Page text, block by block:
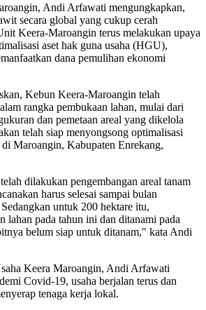
Andi Arfawati mengungkapkan,
secara global yang cukup cerah
Keera-Maroangin terus melakukan upaya
aset hak guna usaha (HGU),
dana pemulihan ekonomi
Kebun Keera-Maroangin telah
rangka pembukaan lahan, mulai dari
dan pemetaan areal yang dikelola
telah siap menyongsong optimalisasi
di Maroangin, Kabupaten Enrekang,
dilakukan pengembangan areal tanam
harus selesai sampai bulan
untuk 200 hektare itu,
lahan pada tahun ini dan ditanami pada
belum siap untuk ditanam," kata Andi
Keera Maroangin, Andi Arfawati
Covid-19, usaha berjalan terus dan
tenaga kerja lokal.